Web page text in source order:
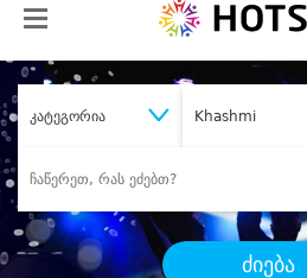
კატეგორია Khashmi
ძიება